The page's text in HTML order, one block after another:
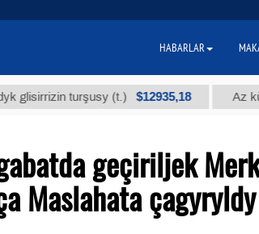
turşusy (t.) $12935,18 Az
geçiriljek
Maslahata çagyryldy
HABARLAR